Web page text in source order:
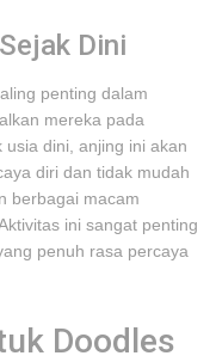
Dini
penting dalam
mereka pada
dini, anjing ini akan
diri dan tidak mudah
berbagai macam
ini sangat penting
penuh rasa percaya
Doodles